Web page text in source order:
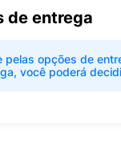
de entrega
pelas opções de
você poderá